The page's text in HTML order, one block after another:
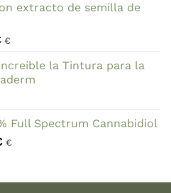
extracto de semilla de
El
actual
es:
€
la Tintura para la
Full Spectrum Cannabidiol
El
es:
€